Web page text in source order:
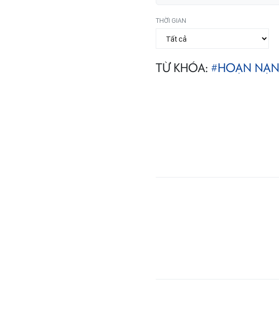
THỜI GIAN
TỪ KHÓA: #HOẠN NẠN